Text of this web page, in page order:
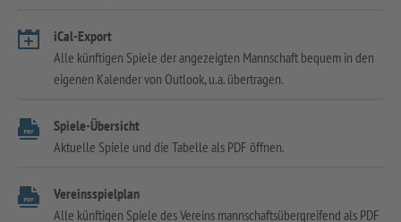
iCal-Export
Alle künftigen Spiele der angezeigten Mannschaft bequem in den
eigenen Kalender von Outlook, u.a. übertragen.
Spiele-Übersicht
Aktuelle Spiele und die Tabelle als PDF öffnen.
Vereinsspielplan
Alle künftigen Spiele des Vereins mannschaftsübergreifend als PDF